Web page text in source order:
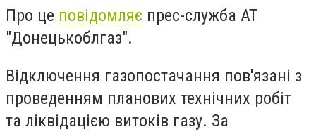
Про це повідомляє прес-служба АТ
"Донецькоблгаз".
Відключення газопостачання пов'язані з
проведенням планових технічних робіт
та ліквідацією витоків газу. За